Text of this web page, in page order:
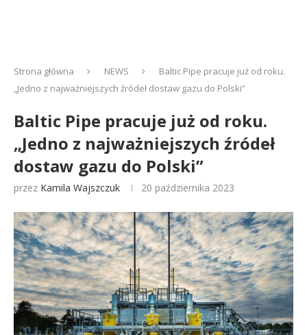
Strona główna NEWS
Baltic Pipe pracuje już od roku.
„Jedno z najważniejszych źródeł dostaw gazu do Polski”
Baltic Pipe pracuje już od roku.
„Jedno z najważniejszych źródeł
dostaw gazu do Polski”
przez Kamila Wajszczuk 20 października 2023